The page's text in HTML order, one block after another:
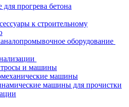
прогрева бетона
к строительному
оборудование
и машины
машины
машины для прочистки